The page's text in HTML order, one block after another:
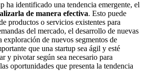
ha identificado una tendencia emergente, el
de manera efectiva. Esto puede
productos o servicios existentes para
del mercado, el desarrollo de nuevas
exploración de nuevos segmentos de
que una startup sea ágil y esté
y pivotar según sea necesario para
oportunidades que presenta la tendencia